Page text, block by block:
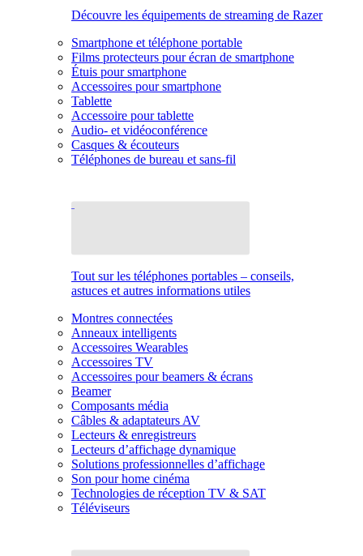
Découvre les équipements de streaming de Razer
Smartphone et téléphone portable
Films protecteurs pour écran de smartphone
Étuis pour smartphone
Accessoires pour smartphone
Tablette
Accessoire pour tablette
Audio- et vidéoconférence
Casques & écouteurs
Téléphones de bureau et sans-fil
Tout sur les téléphones portables – conseils,
astuces et autres informations utiles
Montres connectées
Anneaux intelligents
Accessoires Wearables
Accessoires TV
Accessoires pour beamers & écrans
Beamer
Composants média
Câbles & adaptateurs AV
Lecteurs & enregistreurs
Lecteurs d’affichage dynamique
Solutions professionnelles d’affichage
Son pour home cinéma
Technologies de réception TV & SAT
Téléviseurs